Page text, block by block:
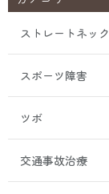
ストレートネック
スポーツ障害
ツボ
交通事故治療